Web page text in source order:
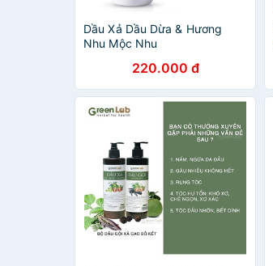
Dầu Xả Dầu Dừa & Hương
Nhu Mộc Nhu
220.000 đ